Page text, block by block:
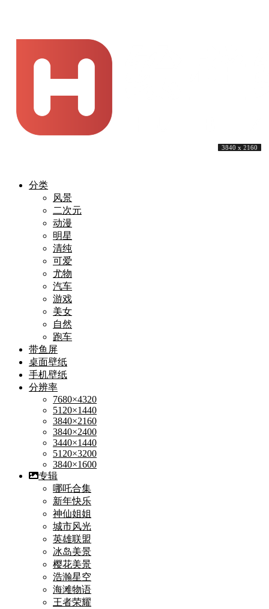
分类
风景
二次元
动漫
明星
清纯
可爱
尤物
汽车
游戏
美女
自然
跑车
带鱼屏
桌面壁纸
手机壁纸
分辨率
7680×4320
5120×1440
3840×2160
3840×2400
3440×1440
5120×3200
3840×1600
专辑
哪吒合集
新年快乐
神仙姐姐
城市风光
英雄联盟
冰岛美景
樱花美景
浩瀚星空
海滩物语
王者荣耀
3840 x 2160
4068 x 2000
4245 x 2160
3440 x 1440
3840 x 2160
3840 x 2160
5016 x 3344
2340 x 1080
3840 x 2160
3840 x 2160